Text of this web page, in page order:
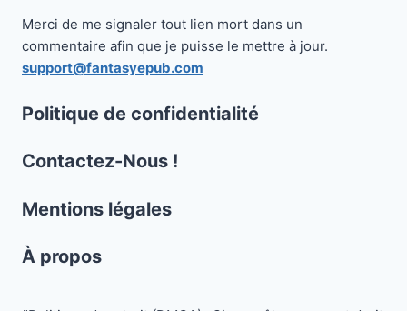
Merci de me signaler tout lien mort dans un
commentaire afin que je puisse le mettre à jour.
support@fantasyepub.com
Politique de confidentialité
Contactez-Nous !
Mentions légales
À propos